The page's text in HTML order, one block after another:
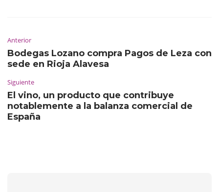
Anterior
Bodegas Lozano compra Pagos de Leza con
sede en Rioja Alavesa
Siguiente
El vino, un producto que contribuye
notablemente a la balanza comercial de
España